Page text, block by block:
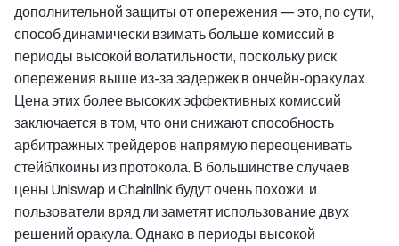
дополнительной защиты от опережения — это, по сути,
способ динамически взимать больше комиссий в
периоды высокой волатильности, поскольку риск
опережения выше из-за задержек в ончейн-оракулах.
Цена этих более высоких эффективных комиссий
заключается в том, что они снижают способность
арбитражных трейдеров напрямую переоценивать
стейблкоины из протокола. В большинстве случаев
цены Uniswap и Chainlink будут очень похожи, и
пользователи вряд ли заметят использование двух
решений оракула. Однако в периоды высокой